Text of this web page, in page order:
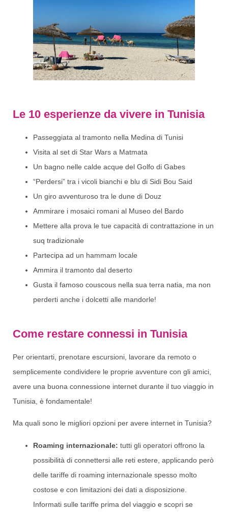
Le 10 esperienze da vivere in Tunisia
Passeggiata al tramonto nella Medina di Tunisi
Visita al set di Star Wars a Matmata
Un bagno nelle calde acque del Golfo di Gabes
“Perdersi” tra i vicoli bianchi e blu di Sidi Bou Said
Un giro avventuroso tra le dune di Douz
Ammirare i mosaici romani al Museo del Bardo
Mettere alla prova le tue capacità di contrattazione in un
suq tradizionale
Partecipa ad un hammam locale
Ammira il tramonto dal deserto
Gusta il famoso couscous nella sua terra natia, ma non
perderti anche i dolcetti alle mandorle!
Come restare connessi in Tunisia
Per orientarti, prenotare escursioni, lavorare da remoto o
semplicemente condividere le proprie avventure con gli amici,
avere una buona connessione internet durante il tuo viaggio in
Tunisia, è fondamentale!
Ma quali sono le migliori opzioni per avere internet in Tunisia?
Roaming internazionale: tutti gli operatori offrono la
possibilità di connettersi alle reti estere, applicando però
delle tariffe di roaming internazionale spesso molto
costose e con limitazioni dei dati a disposizione.
Informati sulle tariffe prima del viaggio e scopri se